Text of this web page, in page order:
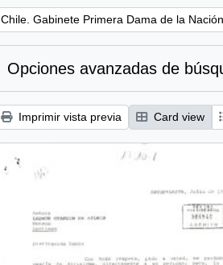
Remove filter:
Chile. Gabinete Primera Dama de la Nación
Opciones avanzadas de
Imprimir vista previa Card view